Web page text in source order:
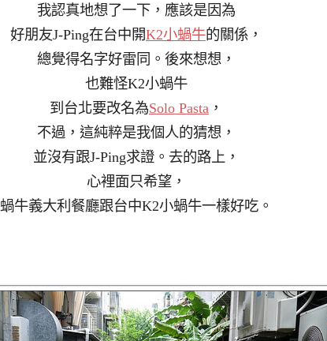
我認真地想了一下，應該是因為
好朋友J-Ping在台中開K2小蝸牛的關係，
總覺得名字好雷同。後來想想，
也難怪K2小蝸牛
到台北要改名為Solo Pasta ，
不過，這純粹是我個人的猜想，
並沒有跟J-Ping求證。去的路上，
心裡面只希望，
蝸牛義大利餐廳跟台中K2小蝸牛一樣好吃。